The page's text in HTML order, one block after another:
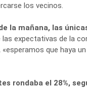
los vecinos.
la mañana, las
las expectativas de la
que haya
rondaba el 28%,